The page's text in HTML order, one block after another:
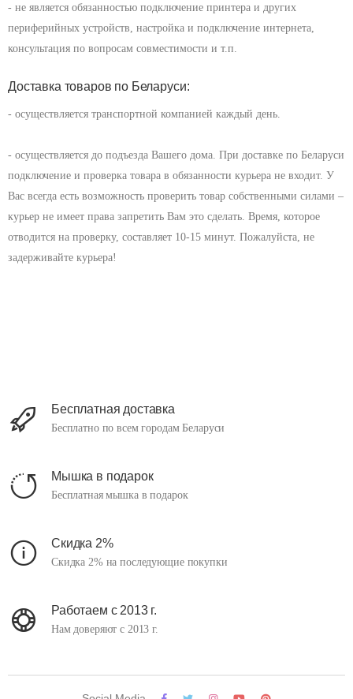
- не является обязанностью подключение принтера и других
периферийных устройств, настройка и подключение интернета,
консультация по вопросам совместимости и т.п.
Доставка товаров по Беларуси:
- осуществляется транспортной компанией каждый день.
- осуществляется до подъезда Вашего дома. При доставке по Беларуси
подключение и проверка товара в обязанности курьера не входит. У
Вас всегда есть возможность проверить товар собственными силами –
курьер не имеет права запретить Вам это сделать. Время, которое
отводится на проверку, составляет 10-15 минут. Пожалуйста, не
задерживайте курьера!
Бесплатная доставка
Бесплатно по всем городам Беларуси
Мышка в подарок
Бесплатная мышка в подарок
Скидка 2%
Скидка 2% на последующие покупки
Работаем с 2013 г.
Нам доверяют с 2013 г.